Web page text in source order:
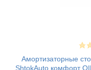
Амортизаторные
ShtokAuto комфорт